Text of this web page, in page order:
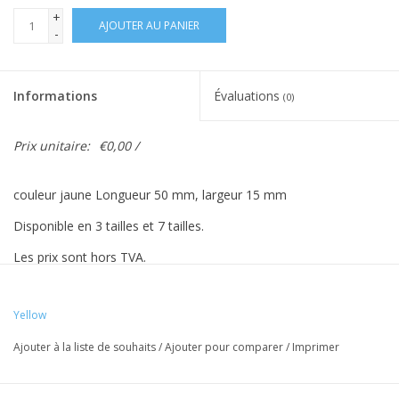
+
-
AJOUTER AU PANIER
Informations Évaluations (0)
Prix unitaire: €0,00 /
couleur jaune Longueur 50 mm, largeur 15 mm
Disponible en 3 tailles et 7 tailles.
Les prix sont hors TVA.
Les couleurs Vreeberg ont les propriétés suivantes:
- Haute élasticité
Yellow
Ajouter à la liste de souhaits/Ajouter pour comparer/ Imprimer